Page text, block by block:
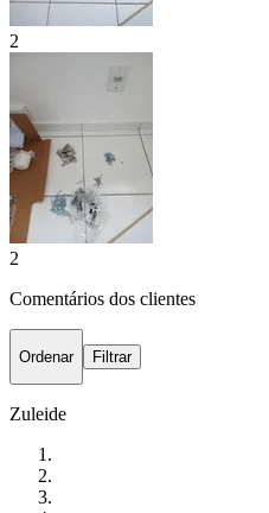
2
2
Comentários dos clientes
Ordenar Filtrar
Zuleide